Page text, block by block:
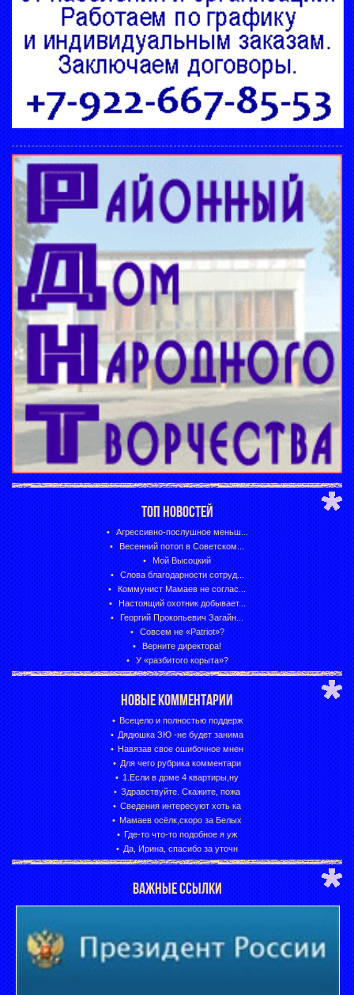
ТОП НОВОСТЕЙ
Агрессивно-послушное меньш...
Весенний потоп в Советском...
Мой Высоцкий
Слова благодарности сотруд...
Коммунист Мамаев не соглас...
Настоящий охотник добывает...
Георгий Прокопьевич Загайн...
Совсем не «Patriot»?
Верните директора!
У «разбитого корыта»?
НОВЫЕ КОММЕНТАРИИ
Всецело и полностью поддерж
Дядюшка ЗЮ -не будет занима
Навязав свое ошибочное мнен
Для чего рубрика комментари
1.Если в доме 4 квартиры,ну
Здравствуйте. Скажите, пожа
Сведения интересуют хоть ка
Мамаев осёлк,скоро за Белых
Где-то что-то подобное я уж
Да, Ирина, спасибо за уточн
ВАЖНЫЕ ССЫЛКИ